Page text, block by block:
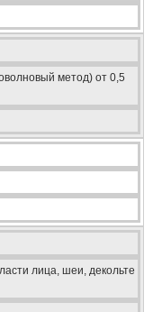
метод) от 0,5
лица, шеи, декольте